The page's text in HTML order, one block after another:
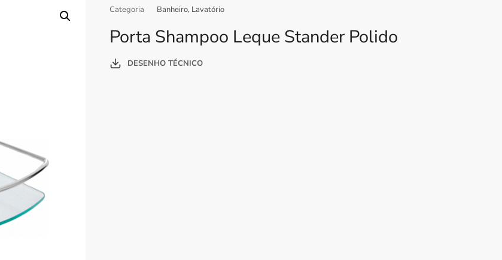
Categoria Banheiro, Lavatório
Porta Shampoo Leque Stander Polido
DESENHO TÉCNICO